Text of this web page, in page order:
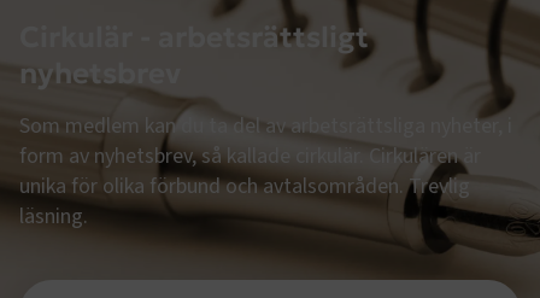
Cirkulär - arbetsrättsligt
nyhetsbrev
Som medlem kan du ta del av arbetsrättsliga nyheter, i
form av nyhetsbrev, så kallade cirkulär. Cirkulären är
unika för olika förbund och avtalsområden. Trevlig
läsning.